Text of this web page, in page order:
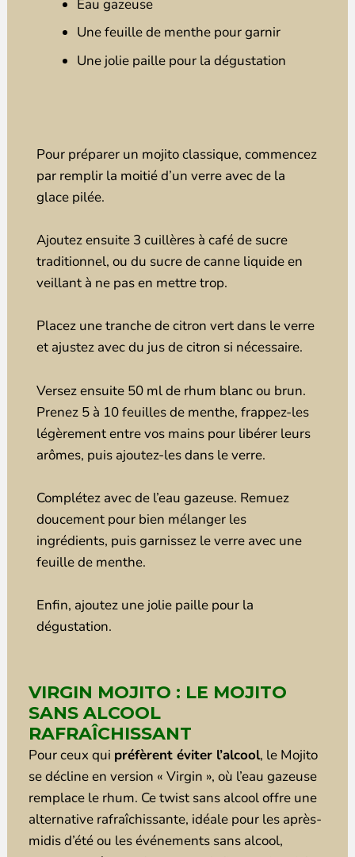
Eau gazeuse
Une feuille de menthe pour garnir
Une jolie paille pour la dégustation
Pour préparer un mojito classique, commencez
par remplir la moitié d’un verre avec de la
glace pilée.
Ajoutez ensuite 3 cuillères à café de sucre
traditionnel, ou du sucre de canne liquide en
veillant à ne pas en mettre trop.
Placez une tranche de citron vert dans le verre
et ajustez avec du jus de citron si nécessaire.
Versez ensuite 50 ml de rhum blanc ou brun.
Prenez 5 à 10 feuilles de menthe, frappez-les
légèrement entre vos mains pour libérer leurs
arômes, puis ajoutez-les dans le verre.
Complétez avec de l’eau gazeuse. Remuez
doucement pour bien mélanger les
ingrédients, puis garnissez le verre avec une
feuille de menthe.
Enfin, ajoutez une jolie paille pour la
dégustation.
VIRGIN MOJITO : LE MOJITO
SANS ALCOOL
RAFRAÎCHISSANT
Pour ceux qui préfèrent éviter l’alcool, le Mojito
se décline en version « Virgin », où l’eau gazeuse
remplace le rhum. Ce twist sans alcool offre une
alternative rafraîchissante, idéale pour les après-
midis d’été ou les événements sans alcool,